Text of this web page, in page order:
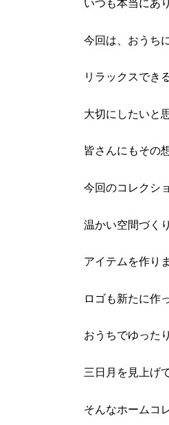
今回は、おうち
リラックスでき
大切にしたいと
皆さんにもその
今回のコレクシ
温かい空間づく
アイテムを作り
ロゴも新たに作
おうちでゆった
三日月を見上げ
そんなホームコ